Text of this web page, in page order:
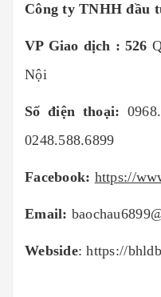
Công ty TNHH đầu
VP Giao dịch : 526
Nội
Số điện thoại:
0248.588.6899
Facebook: https://
Email:
Webside:https://